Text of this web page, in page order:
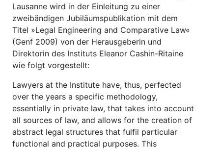
Lausanne wird in der Einleitung zu einer
zweibändigen Jubiläumspublikation mit dem
Titel »Legal Engineering and Comparative Law«
(Genf 2009) von der Herausgeberin und
Direktorin des Instituts Eleanor Cashin-Ritaine
wie folgt vorgestellt:
Lawyers at the Institute have, thus, perfected
over the years a specific methodology,
essentially in private law, that takes into account
all sources of law, and allows for the creation of
abstract legal structures that fulfil particular
functional and practical purposes. This